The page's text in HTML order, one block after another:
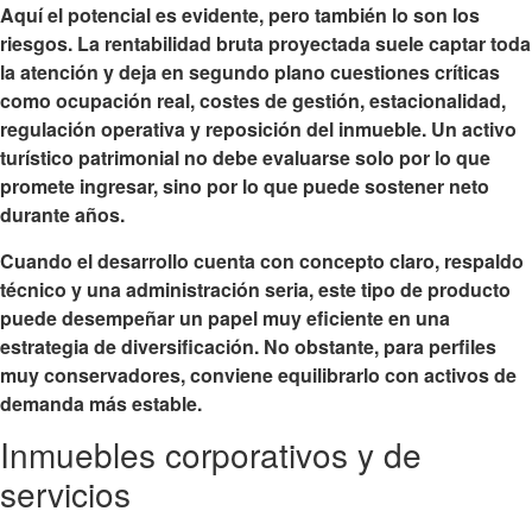
Aquí el potencial es evidente, pero también lo son los
riesgos. La rentabilidad bruta proyectada suele captar toda
la atención y deja en segundo plano cuestiones críticas
como ocupación real, costes de gestión, estacionalidad,
regulación operativa y reposición del inmueble. Un activo
turístico patrimonial no debe evaluarse solo por lo que
promete ingresar, sino por lo que puede sostener neto
durante años.
Cuando el desarrollo cuenta con concepto claro, respaldo
técnico y una administración seria, este tipo de producto
puede desempeñar un papel muy eficiente en una
estrategia de diversificación. No obstante, para perfiles
muy conservadores, conviene equilibrarlo con activos de
demanda más estable.
Inmuebles corporativos y de
servicios